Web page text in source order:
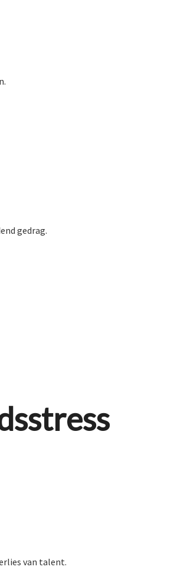
gedrag.
van talent.